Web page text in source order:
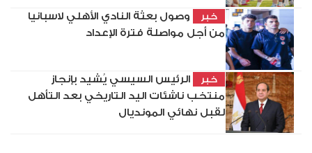
خبر
وصول بعثة النادي الأهلي لاسبانيا
من أجل مواصلة فترة الإعداد
خبر
الرئيس السيسي يُشيد بإنجاز
منتخب ناشئات اليد التاريخي بعد التأهل
لقبل نهائي المونديال